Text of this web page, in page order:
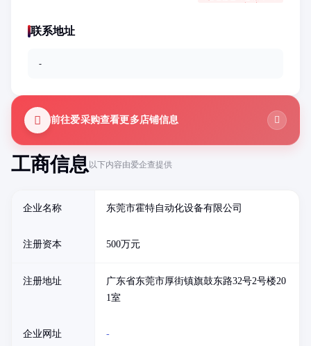
工商信息以下内容由爱企查提供
企业名称 东莞市霍特自动化设备有限公司
注册资本 500万元
注册地址
广东省东莞市厚街镇旗鼓东路32号2号楼20
1室
企业网址 -
联系地址
-
前往爱采购查看更多店铺信息